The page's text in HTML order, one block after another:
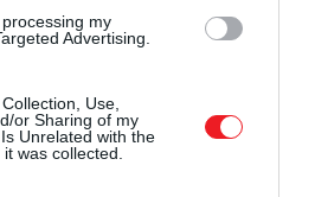
my
Advertising.
Use,
or Sharing of my
Unrelated with the
was collected.
Királyságban – ezt viszont a
automatikusan, miután
királyi szerepéről. Egy
hogy a család valamelyik
Balmoralban
vagy
ahol a biztonsági